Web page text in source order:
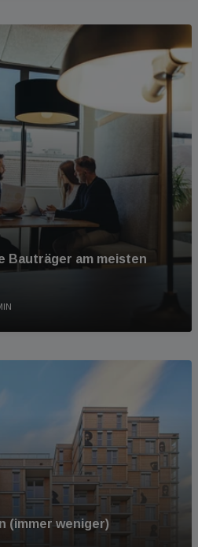
Bauträger am meisten
(immer weniger)